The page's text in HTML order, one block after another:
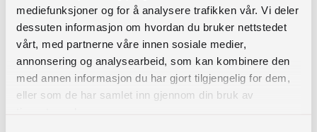
mediefunksjoner og for å analysere trafikken vår. Vi deler
dessuten informasjon om hvordan du bruker nettstedet
vårt, med partnerne våre innen sosiale medier,
annonsering og analysearbeid, som kan kombinere den
med annen informasjon du har gjort tilgjengelig for dem,
eller som de har samlet inn gjennom din bruk av
organisasjonen. Effektene må være
målbare.
Bakgrunn for prosjektet:
Beskriv prosjektets strategiske
forankring, for eksempel forankring i